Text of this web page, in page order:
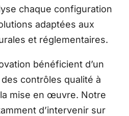
chaque configuration
adaptées aux
et réglementaires.
bénéficient d’un
contrôles qualité à
mise en œuvre. Notre
d’intervenir sur